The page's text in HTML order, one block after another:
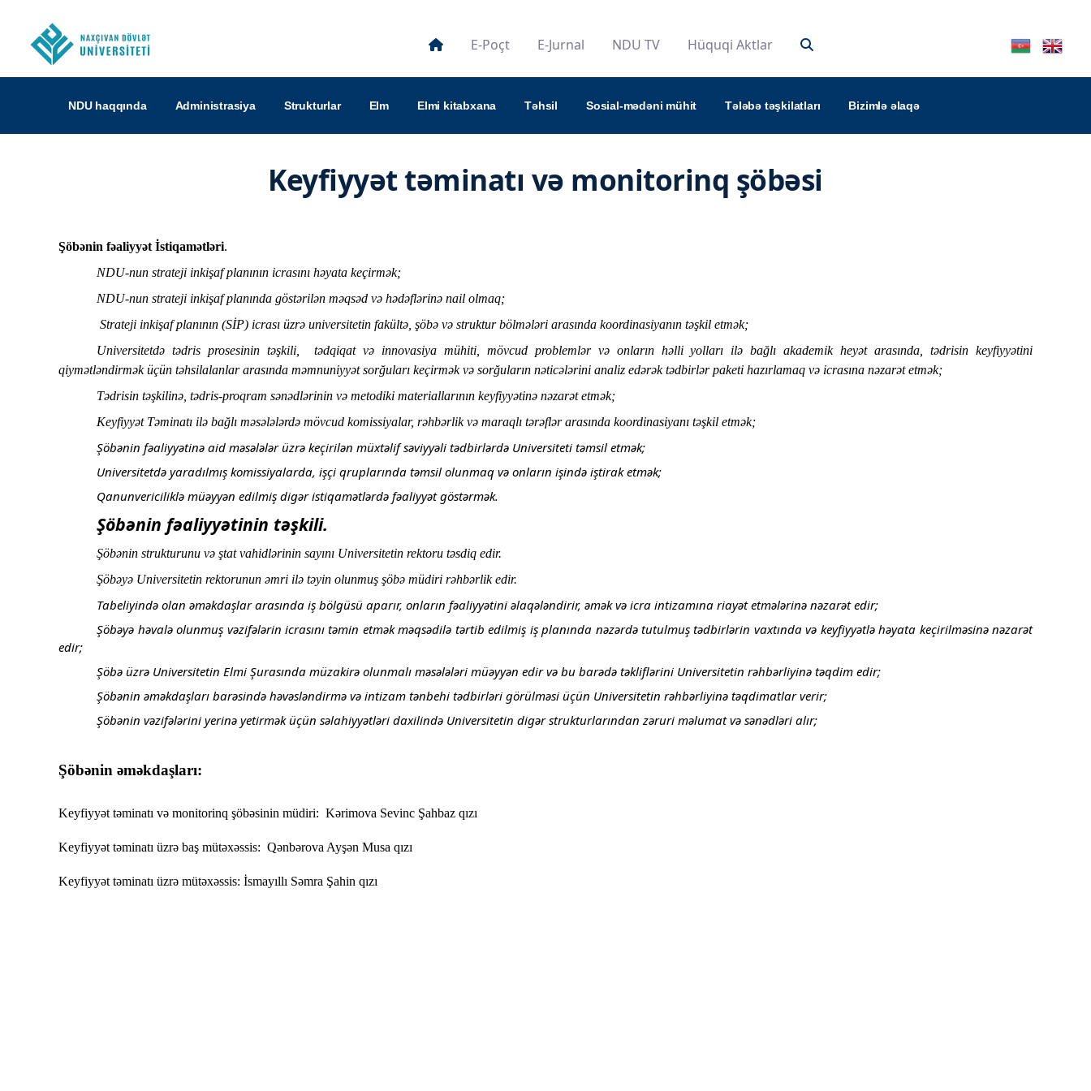
E-Poçt E-Jurnal NDU TV Hüquqi Aktlar
NDU haqqında Administrasiya Strukturlar Elm Elmi kitabxana Təhsil Sosial-mədəni mühit Tələbə təşkilatları Bizimlə əlaqə
Keyfiyyət təminatı və monitorinq şöbəsi
Şöbənin fəaliyyət İstiqamətləri.
NDU-nun strateji inkişaf planının icrasını həyata keçirmək;
NDU-nun strateji inkişaf planında göstərilən məqsəd və hədəflərinə nail olmaq;
Strateji inkişaf planının (SİP) icrası üzrə universitetin fakültə, şöbə və struktur bölmələri arasında koordinasiyanın təşkil etmək;
Universitetdə tədris prosesinin təşkili,
tədqiqat və innovasiya mühiti, mövcud problemlər və onların həlli yolları ilə bağlı akademik heyət arasında, tədrisin keyfiyyətini
qiymətləndirmək üçün təhsilalanlar arasında məmnuniyyət sorğuları keçirmək və sorğuların nəticələrini analiz edərək tədbirlər paketi hazırlamaq və icrasına nəzarət etmək;
Tədrisin təşkilinə, tədris-proqram sənədlərinin və metodiki materiallarının keyfiyyətinə nəzarət etmək;
Keyfiyyət Təminatı ilə bağlı məsələlərdə mövcud komissiyalar, rəhbərlik və maraqlı tərəflər arasında koordinasiyanı təşkil etmək;
Şöbənin fəaliyyətinə aid məsələlər üzrə keçirilən müxtəlif səviyyəli tədbirlərdə Universiteti təmsil etmək;
Universitetdə yaradılmış komissiyalarda, işçi qruplarında təmsil olunmaq və onların işində iştirak etmək;
Qanunvericiliklə müəyyən edilmiş digər istiqamətlərdə fəaliyyət göstərmək.
Şöbənin fəaliyyətinin təşkili.
Şöbənin strukturunu və ştat vahidlərinin sayını Universitetin rektoru təsdiq edir.
Şöbəyə Universitetin rektorunun əmri ilə təyin olunmuş şöbə müdiri rəhbərlik edir.
Tabeliyində olan əməkdaşlar arasında iş bölgüsü aparır, onların fəaliyyətini əlaqələndirir, əmək və icra intizamına riayət etmələrinə nəzarət edir;
Şöbəyə həvalə olunmuş vəzifələrin icrasını təmin etmək məqsədilə tərtib edilmiş iş planında nəzərdə tutulmuş tədbirlərin vaxtında və keyfiyyətlə həyata keçirilməsinə nəzarət
edir;
Şöbə üzrə Universitetin Elmi Şurasında müzakirə olunmalı məsələləri müəyyən edir və bu barədə təkliflərini Universitetin rəhbərliyinə təqdim edir;
Şöbənin əməkdaşları barəsində həvəsləndirmə və intizam tənbehi tədbirləri görülməsi üçün Universitetin rəhbərliyinə təqdimatlar verir;
Şöbənin vəzifələrini yerinə yetirmək üçün səlahiyyətləri daxilində Universitetin digər strukturlarından zəruri məlumat və sənədləri alır;
Şöbənin əməkdaşları:
Keyfiyyət təminatı və monitorinq şöbəsinin müdiri: Kərimova Sevinc Şahbaz qızı
Keyfiyyət təminatı üzrə baş mütəxəssis: Qənbərova Ayşən Musa qızı
Keyfiyyət təminatı üzrə mütəxəssis: İsmayıllı Səmra Şahin qızı